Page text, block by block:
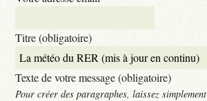
Titre (obligatoire)
Texte de votre message (obligatoire)
Pour créer des paragraphes, laissez